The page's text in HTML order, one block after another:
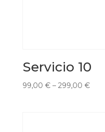
Servicio 10
99,00 €– 299,00 €